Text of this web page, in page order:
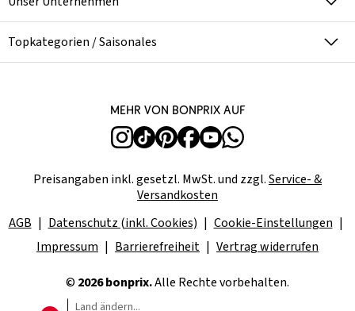
Topkategorien / Saisonales
Mehr von bonprix auf
Preisangaben inkl. gesetzl. MwSt. und zzgl.Service- &
Versandkosten
AGB
Datenschutz (inkl. Cookies)
Cookie-Einstellungen
Impressum
Barrierefreiheit Vertrag widerrufen
© 2026 bonprix.Alle Rechte vorbehalten.
Land ändern...